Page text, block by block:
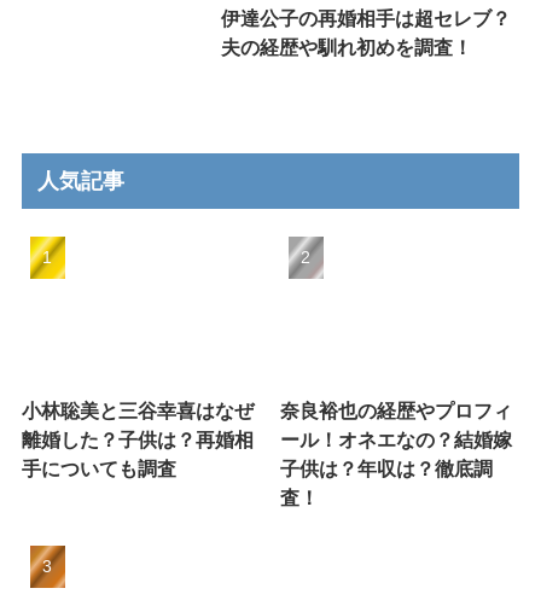
伊達公子の再婚相手は超セレブ？
夫の経歴や馴れ初めを調査！
人気記事
小林聡美と三谷幸喜はなぜ
離婚した？子供は？再婚相
手についても調査
奈良裕也の経歴やプロフィ
ール！オネエなの？結婚嫁
子供は？年収は？徹底調
査！